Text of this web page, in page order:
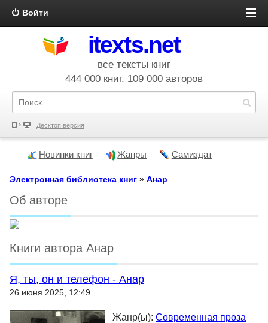
Войти
itexts.net
все тексты книг
444 000 книг, 109 000 авторов
Десктоп версия
Новинки книг Жанры Самиздат
Электронная библиотека книг » Анар
Об авторе
Книги автора Анар
Я, ты, он и телефон - Анар
26 июня 2025, 12:49
Жанр(ы): Современная проза